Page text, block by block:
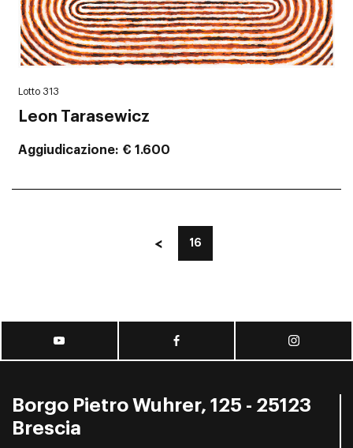
Lotto 313
Leon Tarasewicz
Aggiudicazione € 1.600
16
Borgo Pietro Wuhrer, 125 - 25123
Brescia